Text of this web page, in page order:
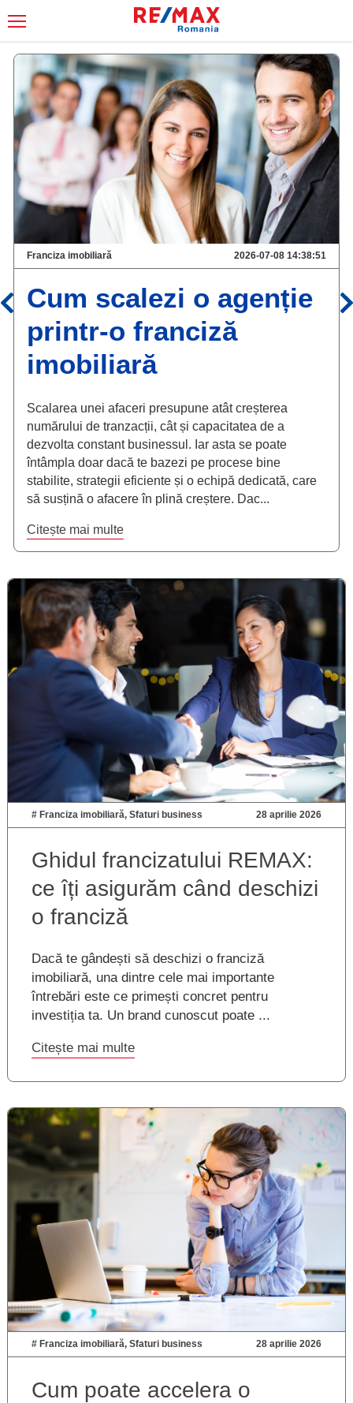
Franciza imobiliară 2026-07-08 14:38:51
Cum scalezi o agenție
printr-o franciză
imobiliară
Scalarea unei afaceri presupune atât creșterea
numărului de tranzacții, cât și capacitatea de a
dezvolta constant businessul. Iar asta se poate
întâmpla doar dacă te bazezi pe procese bine
stabilite, strategii eficiente și o echipă dedicată, care
să susțină o afacere în plină creștere. Dac...
Citește mai multe
# Franciza imobiliară, Sfaturi business 28 aprilie 2026
Ghidul francizatului REMAX:
ce îți asigurăm când deschizi
o franciză
Dacă te gândești să deschizi o franciză
imobiliară, una dintre cele mai importante
întrebări este ce primești concret pentru
investiția ta. Un brand cunoscut poate ...
Citește mai multe
# Franciza imobiliară, Sfaturi business 28 aprilie 2026
Cum poate accelera o